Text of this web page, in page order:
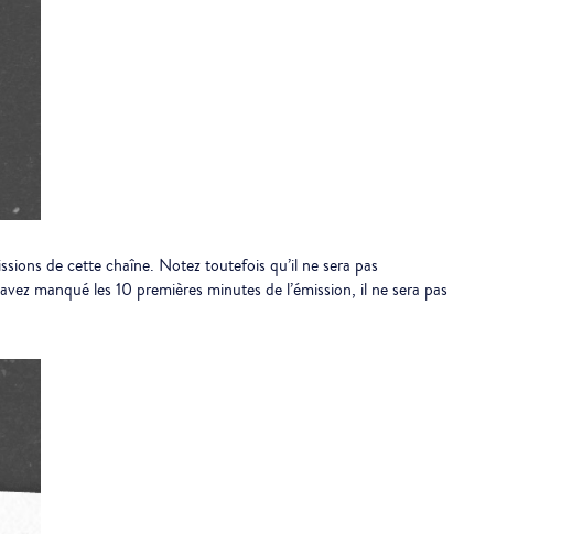
de cette chaîne. Notez toutefois qu’il ne sera pas
manqué les 10 premières minutes de l’émission, il ne sera pas